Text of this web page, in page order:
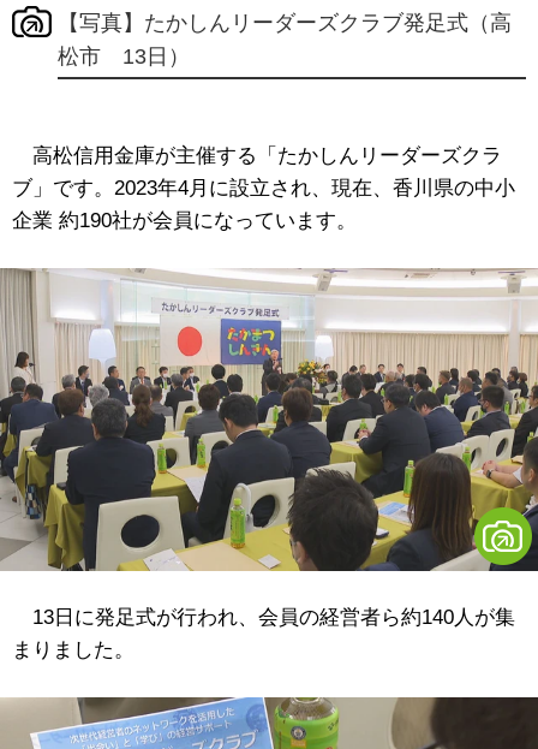
【写真】たかしんリーダーズクラブ発足式（高
松市 13日）
高松信用金庫が主催する「たかしんリーダーズクラ
ブ」です。2023年4月に設立され、現在、香川県の中小
企業 約190社が会員になっています。
13日に発足式が行われ、会員の経営者ら約140人が集
まりました。